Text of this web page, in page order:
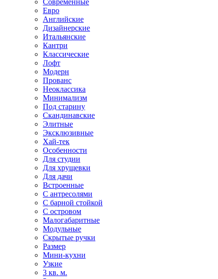
Современные
Евро
Английские
Дизайнерские
Итальянские
Кантри
Классические
Лофт
Модерн
Прованс
Неоклассика
Минимализм
Под старину
Скандинавские
Элитные
Эксклюзивные
Хай-тек
Особенности
Для студии
Для хрущевки
Для дачи
Встроенные
С антресолями
С барной стойкой
С островом
Малогабаритные
Модульные
Скрытые ручки
Размер
Мини-кухни
Узкие
3 кв. м.